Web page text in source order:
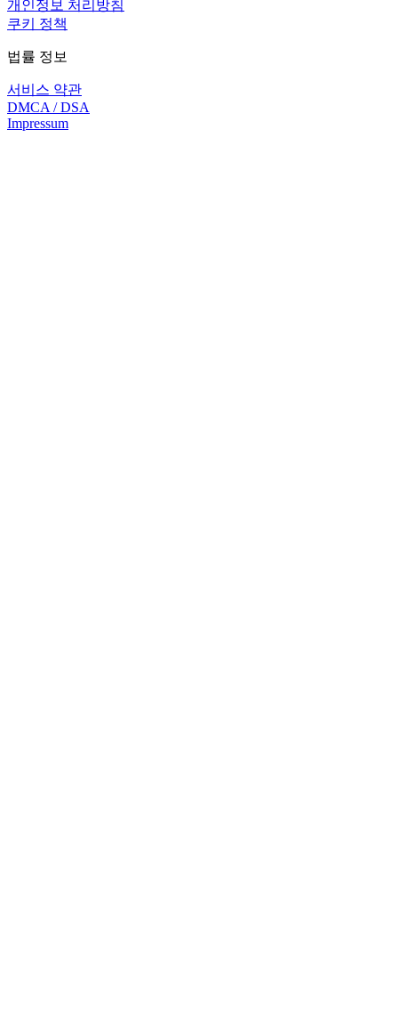
개인정보 처리방침
쿠키 정책
법률 정보
서비스 약관
DMCA / DSA
Impressum